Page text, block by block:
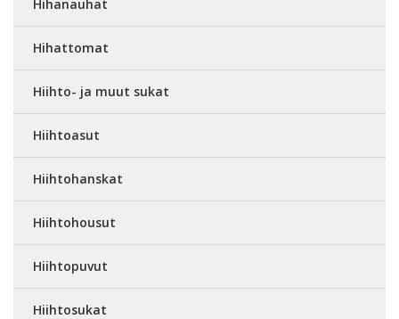
Hihanauhat
Hihattomat
Hiihto- ja muut sukat
Hiihtoasut
Hiihtohanskat
Hiihtohousut
Hiihtopuvut
Hiihtosukat